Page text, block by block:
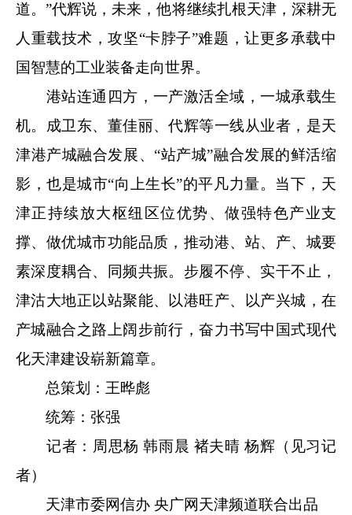
道。”代辉说，未来，他将继续扎根天津，深耕无
人重载技术，攻坚“卡脖子”难题，让更多承载中
国智慧的工业装备走向世界。
港站连通四方，一产激活全域，一城承载生
机。成卫东、董佳丽、代辉等一线从业者，是天
津港产城融合发展、“站产城”融合发展的鲜活缩
影，也是城市“向上生长”的平凡力量。当下，天
津正持续放大枢纽区位优势、做强特色产业支
撑、做优城市功能品质，推动港、站、产、城要
素深度耦合、同频共振。步履不停、实干不止，
津沽大地正以站聚能、以港旺产、以产兴城，在
产城融合之路上阔步前行，奋力书写中国式现代
化天津建设崭新篇章。
总策划：王晔彪
统筹：张强
记者：周思杨 韩雨晨 褚夫晴 杨辉（见习记
者）
天津市委网信办 央广网天津频道联合出品